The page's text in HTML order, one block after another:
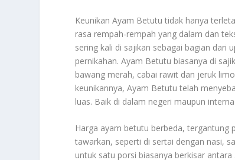
Keunikan Ayam Betutu tidak hanya
rasa rempah-rempah yang dalam dan
sering kali di sajikan sebagai bagian dari
pernikahan. Ayam Betutu biasanya di
bawang merah, cabai rawit dan jeruk
keunikannya, Ayam Betutu telah
luas. Baik di dalam negeri maupun
Harga ayam betutu berbeda, tergantung
tawarkan, seperti di sertai dengan nasi,
untuk satu porsi biasanya berkisar